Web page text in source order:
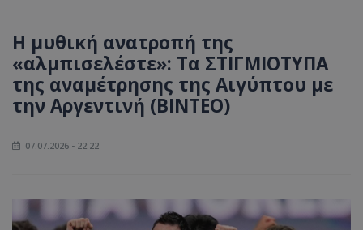
Η μυθική ανατροπή της
«αλμπισελέστε»: Τα ΣΤΙΓΜΙΟΤΥΠΑ
της αναμέτρησης της Αιγύπτου με
την Αργεντινή (ΒΙΝΤΕΟ)
07.07.2026 - 22:22